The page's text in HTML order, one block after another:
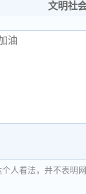
文明社
人看法，并不表明